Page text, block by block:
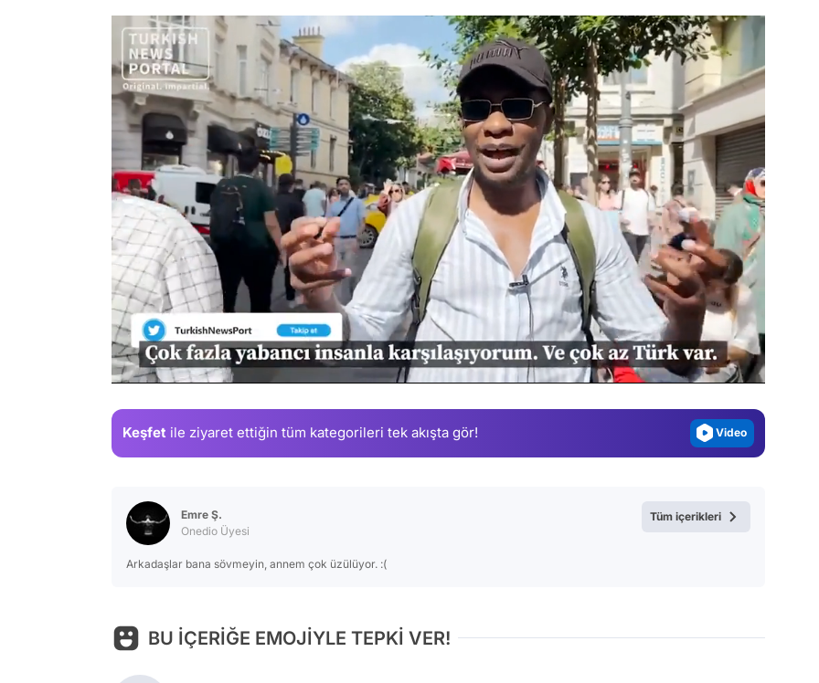
/
Keşfet ile ziyaret ettiğin tüm kategorileri tek akışta gör!
Video
Test
Gündem
Video
Emre Ş.
Onedio Üyesi
Arkadaşlar bana sövmeyin, annem çok üzülüyor. :(
Tüm içerikleri
BU İÇERİĞE EMOJİYLE TEPKİ VER!